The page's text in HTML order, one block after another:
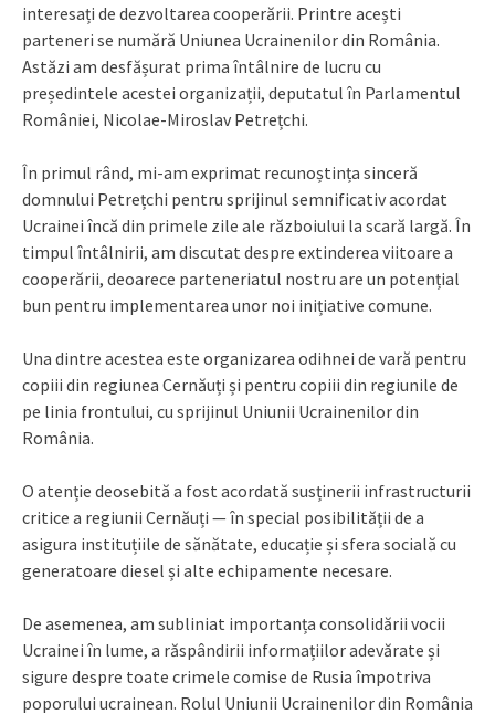
interesați de dezvoltarea cooperării. Printre acești
parteneri se numără Uniunea Ucrainenilor din România.
Astăzi am desfășurat prima întâlnire de lucru cu
președintele acestei organizații, deputatul în Parlamentul
României, Nicolae-Miroslav Petrețchi.
În primul rând, mi-am exprimat recunoștința sinceră
domnului Petrețchi pentru sprijinul semnificativ acordat
Ucrainei încă din primele zile ale războiului la scară largă. În
timpul întâlnirii, am discutat despre extinderea viitoare a
cooperării, deoarece parteneriatul nostru are un potențial
bun pentru implementarea unor noi inițiative comune.
Una dintre acestea este organizarea odihnei de vară pentru
copiii din regiunea Cernăuți și pentru copiii din regiunile de
pe linia frontului, cu sprijinul Uniunii Ucrainenilor din
România.
O atenție deosebită a fost acordată susținerii infrastructurii
critice a regiunii Cernăuți — în special posibilității de a
asigura instituțiile de sănătate, educație și sfera socială cu
generatoare diesel și alte echipamente necesare.
De asemenea, am subliniat importanța consolidării vocii
Ucrainei în lume, a răspândirii informațiilor adevărate și
sigure despre toate crimele comise de Rusia împotriva
poporului ucrainean. Rolul Uniunii Ucrainenilor din România